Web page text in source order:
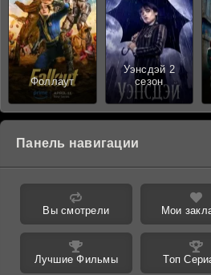
Фоллаут
Уэнсдэй 2
сезон
Панель навигации
Вы смотрели Мои
Лучшие Фильмы Топ